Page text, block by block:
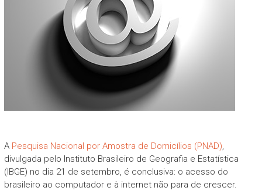
A Pesquisa Nacional por Amostra de Domicílios (PNAD),
divulgada pelo Instituto Brasileiro de Geografia e Estatística
(IBGE) no dia 21 de setembro, é conclusiva: o acesso do
brasileiro ao computador e à internet não para de crescer.